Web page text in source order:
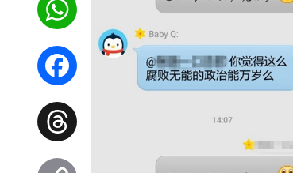
WhatsApp
Facebook
Threads